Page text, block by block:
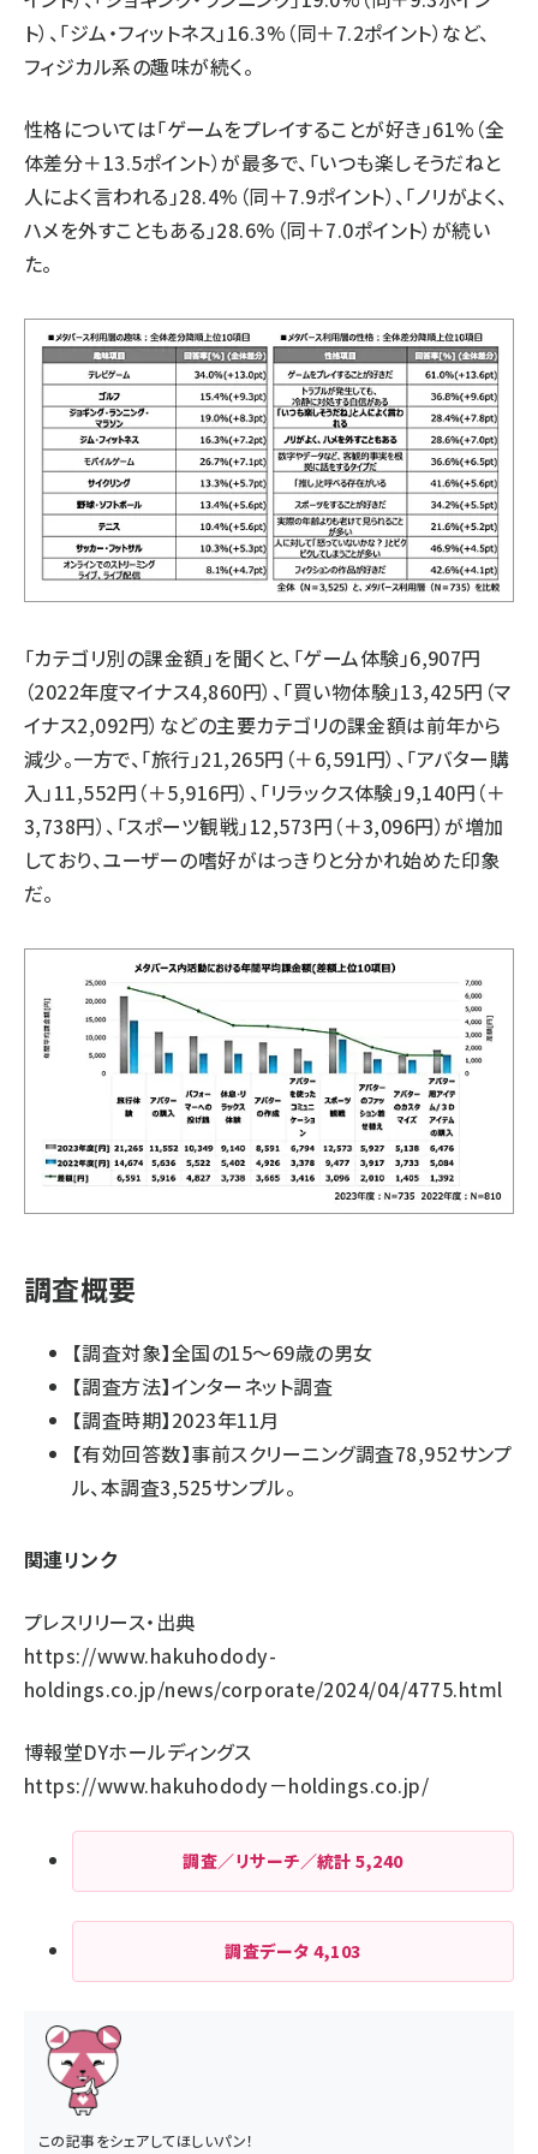
ト）、「ジム・フィットネス」16.3%（同＋7.2ポイント）など、
フィジカル系の趣味が続く。
性格については「ゲームをプレイすることが好き」61%（全
体差分＋13.5ポイント）が最多で、「いつも楽しそうだねと
人によく言われる」28.4%（同＋7.9ポイント）、「ノリがよく、
ハメを外すこともある」28.6%（同＋7.0ポイント）が続い
た。
「カテゴリ別の課金額」を聞くと、「ゲーム体験」6,907円
（2022年度マイナス4,860円）、「買い物体験」13,425円（マ
イナス2,092円）などの主要カテゴリの課金額は前年から
減少。一方で、「旅行」21,265円（＋6,591円）、「アバター購
入」11,552円（＋5,916円）、「リラックス体験」9,140円（＋
3,738円）、「スポーツ観戦」12,573円（＋3,096円）が増加
しており、ユーザーの嗜好がはっきりと分かれ始めた印象
だ。
調査概要
【調査対象】全国の15～69歳の男女
【調査方法】インターネット調査
【調査時期】2023年11月
【有効回答数】事前スクリーニング調査78,952サンプ
ル、本調査3,525サンプル。
関連リンク
プレスリリース・出典
https://www.hakuhodody-
holdings.co.jp/news/corporate/2024/04/4775.html
博報堂DYホールディングス
https://www.hakuhodody－holdings.co.jp/
調査／リサーチ／統計5,240
調査データ4,103
この記事をシェアしてほしいパン！